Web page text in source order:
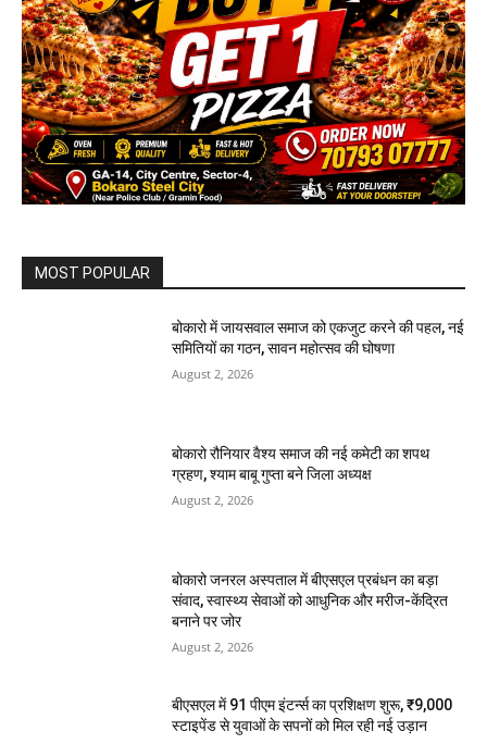
MOST POPULAR
बोकारो में जायसवाल समाज को एकजुट करने की पहल, नई
समितियों का गठन, सावन महोत्सव की घोषणा
August 2, 2026
बोकारो रौनियार वैश्य समाज की नई कमेटी का शपथ
ग्रहण, श्याम बाबू गुप्ता बने जिला अध्यक्ष
August 2, 2026
बोकारो जनरल अस्पताल में बीएसएल प्रबंधन का बड़ा
संवाद, स्वास्थ्य सेवाओं को आधुनिक और मरीज-केंद्रित
बनाने पर जोर
August 2, 2026
बीएसएल में 91 पीएम इंटर्न्स का प्रशिक्षण शुरू, ₹9,000
स्टाइपेंड से युवाओं के सपनों को मिल रही नई उड़ान